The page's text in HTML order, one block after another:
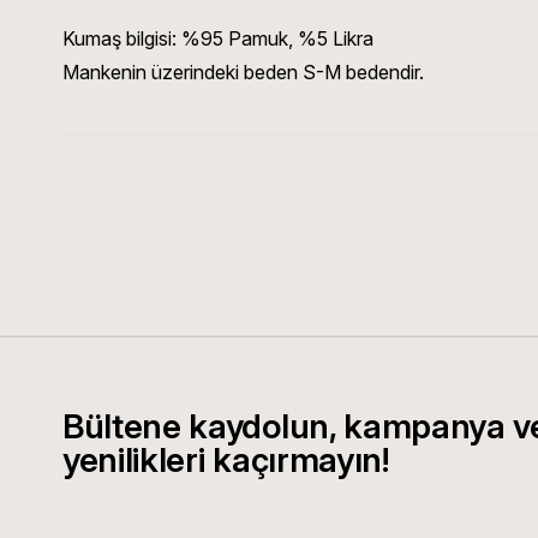
Kumaş bilgisi: %95 Pamuk, %5 Likra
Mankenin üzerindeki beden S-M bedendir.
Bültene kaydolun, kampanya
yenilikleri kaçırmayın!